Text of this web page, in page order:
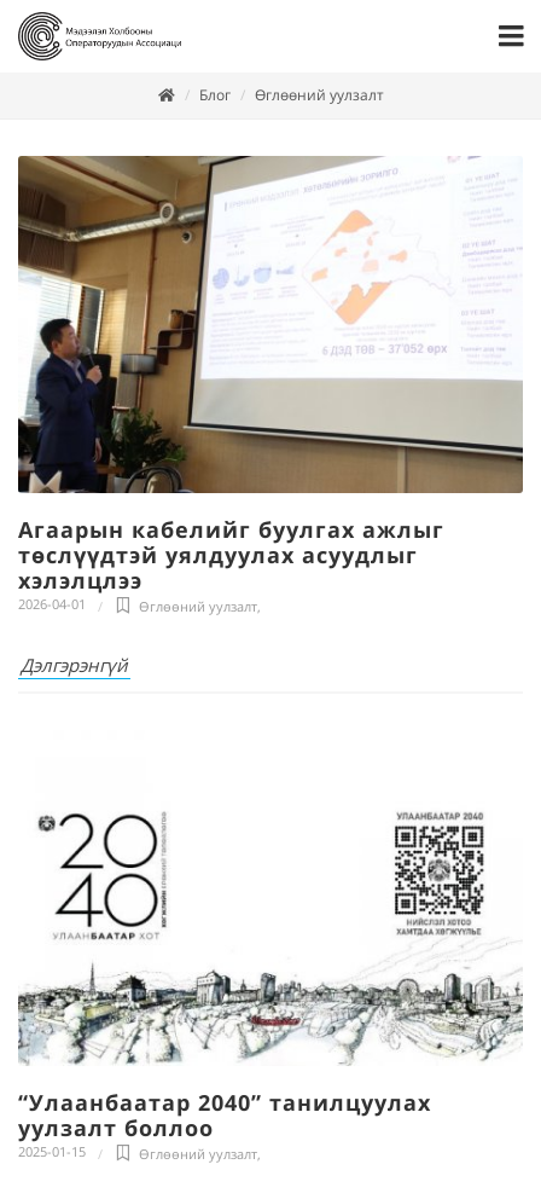
Блог Өглөөний уулзалт
Агаарын кабелийг буулгах ажлыг
төслүүдтэй уялдуулах асуудлыг
хэлэлцлээ
2026-04-01 Өглөөний уулзалт,
Дэлгэрэнгүй
“Улаанбаатар 2040” танилцуулах
уулзалт боллоо
2025-01-15 Өглөөний уулзалт,